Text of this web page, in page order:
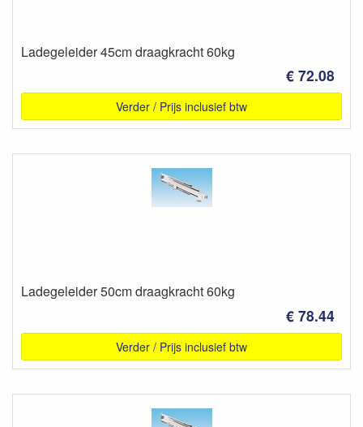
Ladegeleider 45cm draagkracht 60kg
€ 72.08
Verder / Prijs inclusief btw
Ladegeleider 50cm draagkracht 60kg
€ 78.44
Verder / Prijs inclusief btw